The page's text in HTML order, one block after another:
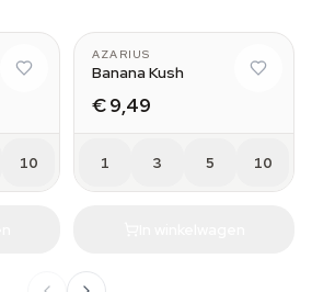
10
AZARIUS
Banana Kush
€ 9,49
1 3 5 10